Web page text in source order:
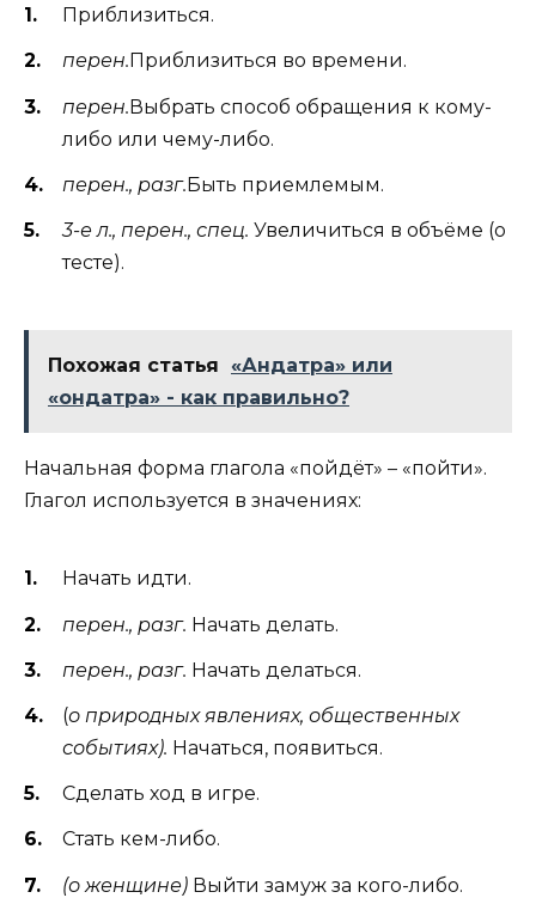
Приблизиться.
перен. Приблизиться во времени.
перен.Выбрать способ обращения к кому-
либо или чему-либо.
перен., разг.Быть приемлемым.
3-е л., перен., спец. Увеличиться в объёме (о
тесте).
Похожая статья
«Андатра» или
«ондатра» - как правильно?
Начальная форма глагола «пойдёт» – «пойти».
Глагол используется в значениях:
Начать идти.
перен., разг. Начать делать.
перен., разг. Начать делаться.
(о природных явлениях, общественных
событиях). Начаться, появиться.
Сделать ход в игре.
Стать кем-либо.
(о женщине) Выйти замуж за кого-либо.